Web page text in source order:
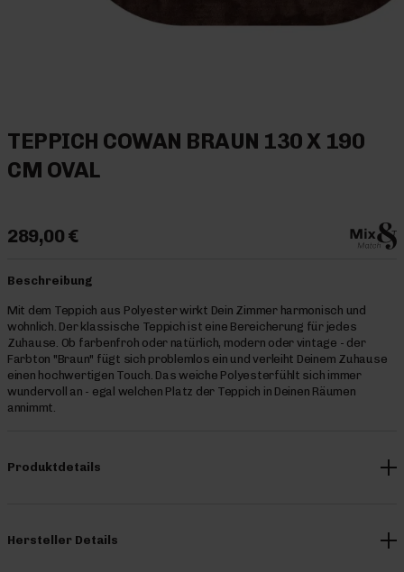
TEPPICH COWAN BRAUN 130 X 190
CM OVAL
289,00 €
Beschreibung
Mit dem Teppich aus Polyester wirkt Dein Zimmer harmonisch und
wohnlich. Der klassische Teppich ist eine Bereicherung für jedes
Zuhause. Ob farbenfroh oder natürlich, modern oder vintage - der
Farbton "Braun" fügt sich problemlos ein und verleiht Deinem Zuhause
einen hochwertigen Touch. Das weiche Polyesterfühlt sich immer
wundervoll an - egal welchen Platz der Teppich in Deinen Räumen
annimmt.
Produktdetails
Hersteller Details